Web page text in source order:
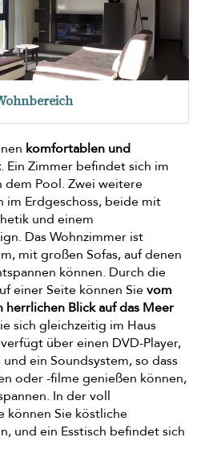
komfortablen und
. Ein Zimmer befindet sich im
dem Pool. Zwei weitere
im Erdgeschoss, beide mit
und einem
Das Wohnzimmer ist
mit großen Sofas, auf denen
können. Durch die
einer Seite können Sievom
herrlichen Blick auf das Meer
sich gleichzeitig im Haus
über einen DVD-Player,
ein Soundsystem, so dass
oder -filme genießen können,
In der voll
können Sie köstliche
und ein Esstisch befindet sich